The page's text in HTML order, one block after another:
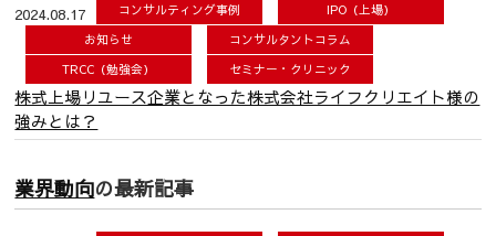
2024.08.17 コンサルティング事例
IPO（上場）
お知らせ
コンサルタントコラム
TRCC（勉強会）
セミナー・クリニック
株式上場リユース企業となった株式会社ライフクリエイト様の
強みとは？
業界動向の最新記事